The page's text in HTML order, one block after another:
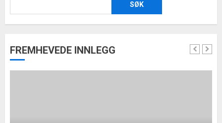
SØK
FREMHEVEDE INNLEGG